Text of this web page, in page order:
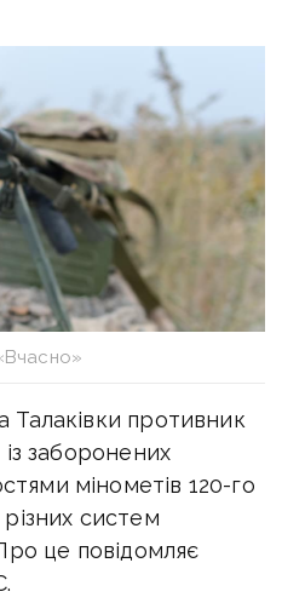
Талаківки противник
із заборонених
мінометів 120-го
систем
це повідомляє